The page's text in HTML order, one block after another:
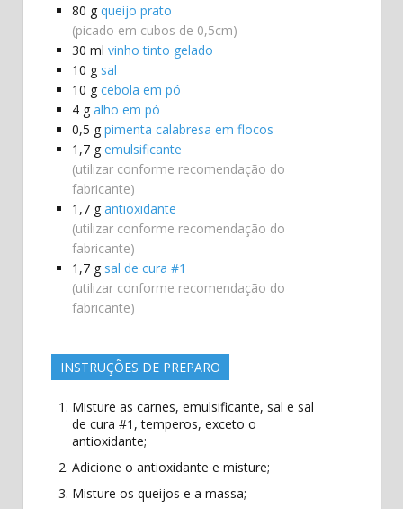
80 g queijo prato
(picado em cubos de 0,5cm)
30 ml vinho tinto gelado
10 g sal
10 g cebola em pó
4 g alho em pó
0,5 g pimenta calabresa em flocos
1,7 g emulsificante
(utilizar conforme recomendação do
fabricante)
1,7 g antioxidante
(utilizar conforme recomendação do
fabricante)
1,7 g sal de cura #1
(utilizar conforme recomendação do
fabricante)
INSTRUÇÕES DE PREPARO
Misture as carnes, emulsificante, sal e sal
de cura #1, temperos, exceto o
antioxidante;
Adicione o antioxidante e misture;
Misture os queijos e a massa;